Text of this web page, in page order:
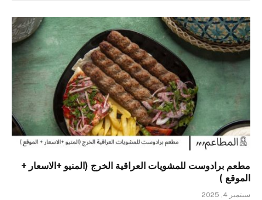
مطعم برادوست للمشويات العراقية الخرج (المنيو +الاسعار +
الموقع )
سبتمبر 4, 2025